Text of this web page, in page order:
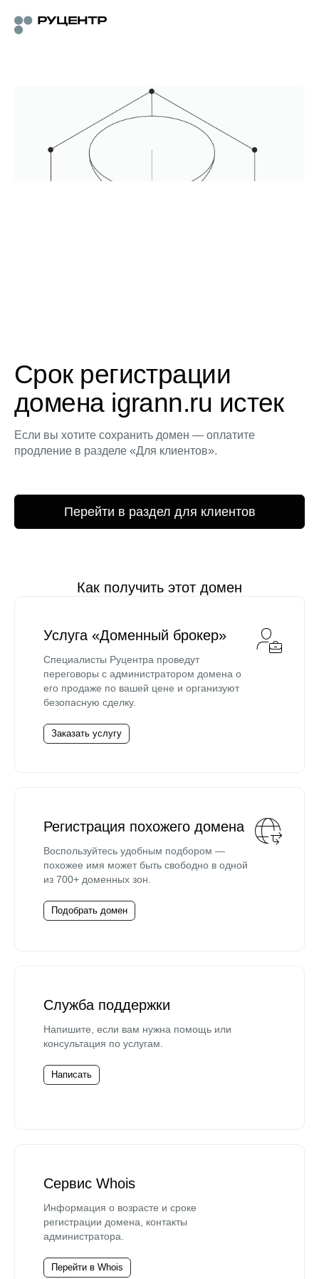
Срок регистрации
домена igrann.ru истек
Если вы хотите сохранить домен — оплатите
продление в разделе «Для клиентов».
Перейти в раздел для клиентов
Как получить этот домен
Услуга «Доменный брокер»
Специалисты Руцентра проведут
переговоры с администратором домена о
его продаже по вашей цене и организуют
безопасную сделку.
Заказать услугу
Регистрация похожего домена
Воспользуйтесь удобным подбором —
похожее имя может быть свободно в одной
из 700+ доменных зон.
Подобрать домен
Служба поддержки
Напишите, если вам нужна помощь или
консультация по услугам.
Написать
Сервис Whois
Информация о возрасте и сроке
регистрации домена, контакты
администратора.
Перейти в Whois